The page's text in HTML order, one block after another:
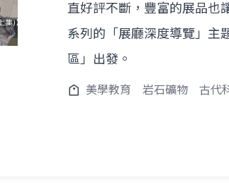
直好評不斷，豐富的展品也
系列的「展廳深度導覽」主
區」出發。
美學教育 岩石礦物 古代